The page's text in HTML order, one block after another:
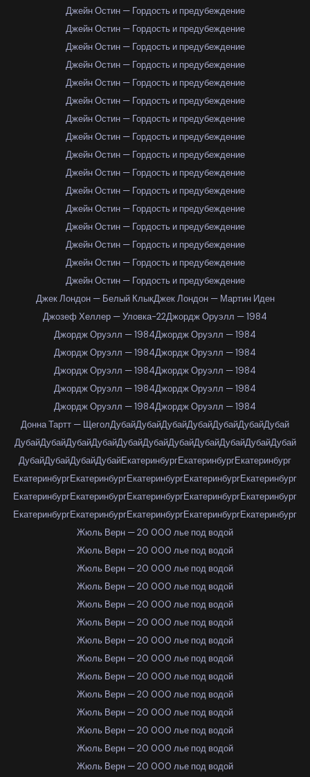
Джейн Остин — Гордость и предубеждение
Джейн Остин — Гордость и предубеждение
Джейн Остин — Гордость и предубеждение
Джейн Остин — Гордость и предубеждение
Джейн Остин — Гордость и предубеждение
Джейн Остин — Гордость и предубеждение
Джейн Остин — Гордость и предубеждение
Джейн Остин — Гордость и предубеждение
Джейн Остин — Гордость и предубеждение
Джейн Остин — Гордость и предубеждение
Джейн Остин — Гордость и предубеждение
Джейн Остин — Гордость и предубеждение
Джейн Остин — Гордость и предубеждение
Джейн Остин — Гордость и предубеждение
Джейн Остин — Гордость и предубеждение
Джейн Остин — Гордость и предубеждение
Джек Лондон — Белый КлыкДжек Лондон — Мартин Иден
Джозеф Хеллер — Уловка-22Джордж Оруэлл — 1984
Джордж Оруэлл — 1984Джордж Оруэлл — 1984
Джордж Оруэлл — 1984Джордж Оруэлл — 1984
Джордж Оруэлл — 1984Джордж Оруэлл — 1984
Джордж Оруэлл — 1984Джордж Оруэлл — 1984
Джордж Оруэлл — 1984Джордж Оруэлл — 1984
Донна Тартт — ЩеголДубайДубайДубайДубайДубайДубайДубай
ДубайДубайДубайДубайДубайДубайДубайДубайДубайДубайДубай
ДубайДубайДубайДубайЕкатеринбургЕкатеринбургЕкатеринбург
ЕкатеринбургЕкатеринбургЕкатеринбургЕкатеринбургЕкатеринбург
ЕкатеринбургЕкатеринбургЕкатеринбургЕкатеринбургЕкатеринбург
ЕкатеринбургЕкатеринбургЕкатеринбургЕкатеринбургЕкатеринбург
Жюль Верн — 20 000 лье под водой
Жюль Верн — 20 000 лье под водой
Жюль Верн — 20 000 лье под водой
Жюль Верн — 20 000 лье под водой
Жюль Верн — 20 000 лье под водой
Жюль Верн — 20 000 лье под водой
Жюль Верн — 20 000 лье под водой
Жюль Верн — 20 000 лье под водой
Жюль Верн — 20 000 лье под водой
Жюль Верн — 20 000 лье под водой
Жюль Верн — 20 000 лье под водой
Жюль Верн — 20 000 лье под водой
Жюль Верн — 20 000 лье под водой
Жюль Верн — 20 000 лье под водой